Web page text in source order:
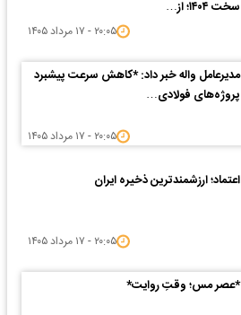
سخت ۱۴۰۴؛ از…
۲۰:۰۵ - ۱۷ مرداد ۱۴۰۵
مدیرعامل واله خبر داد: *کاهش سرعت پیشبرد
پروژه‌های فولادی…
۲۰:۰۵ - ۱۷ مرداد ۱۴۰۵
اعتماد؛ ارزشمندترین ذخیره ایران
۲۰:۰۵ - ۱۷ مرداد ۱۴۰۵
*عصر مس؛ وقتِ روایت*